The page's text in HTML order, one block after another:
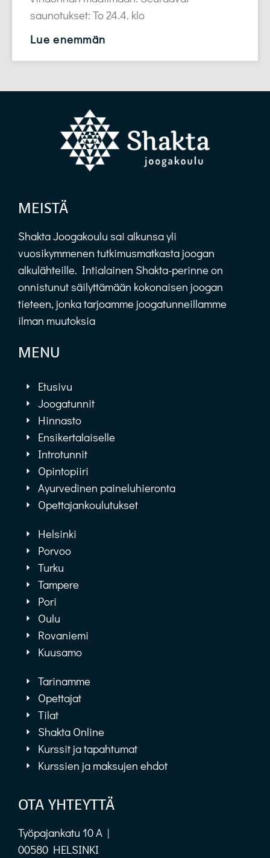
saunotukset: To 24.4. klo
Lue enemmän
MEISTÄ
Shakta Joogakoulu sai alkunsa yli
vuosikymmenen tutkimusmatkasta joogan
alkulähteille. Intialainen Shakta-perinne on
onnistunut säilyttämään kokonaisen joogan
tieteen, jonka tarjoamme joogatunneillamme
ilman muutoksia
MENU
Etusivu
Joogatunnit
Hinnasto
Ensikertalaiselle
Introtunnit
Opintopiiri
Ayurvedinen paineluhieronta
Opettajankoulutukset
Helsinki
Porvoo
Turku
Tampere
Pori
Oulu
Rovaniemi
Kuusamo
Tarinamme
Opettajat
Tilat
Shakta Online
Kurssit ja tapahtumat
Kurssien ja maksujen ehdot
OTA YHTEYTTÄ
Työpajankatu 10 A |
00580 HELSINKI